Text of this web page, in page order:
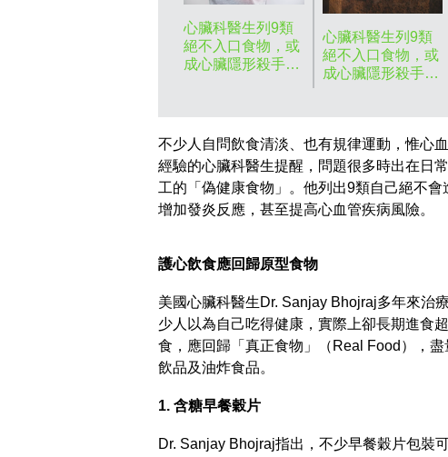
心臟科醫生列9類
絕不入口食物，或
成心臟隱形殺手。
心臟科醫生列9類
絕不入口食物，或
成心臟隱形殺手。
不少人自問飲食清淡、也有規律運動，惟心
經驗的心臟科醫生提醒，問題很多時出在日
工的「偽健康食物」。他列出9類自己絕不
增加發炎反應，甚至提高心血管疾病風險。
護心飲食應回歸原型食物
美國心臟科醫生Dr. Sanjay Bhojraj多年來治
少人以為自己吃得健康，實際上卻長期進食
食，應回歸「真正食物」（Real Food），
飲品及油炸食品。
1. 含糖早餐穀片
Dr. Sanjay Bhojraj指出，不少早餐穀片包裝